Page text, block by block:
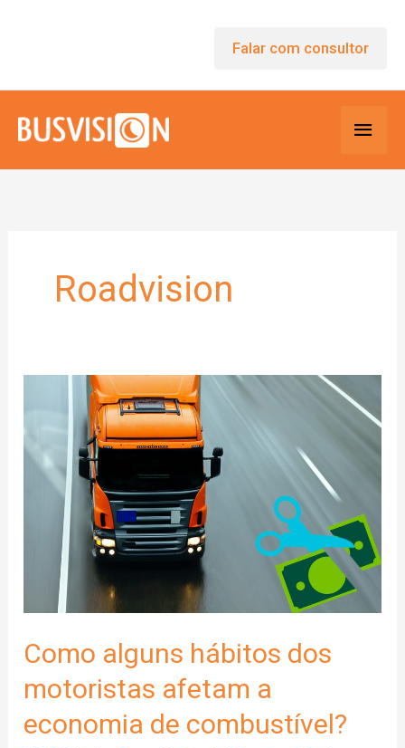
Falar com consultor
Roadvision
Como alguns hábitos dos
motoristas afetam a
economia de combustível?